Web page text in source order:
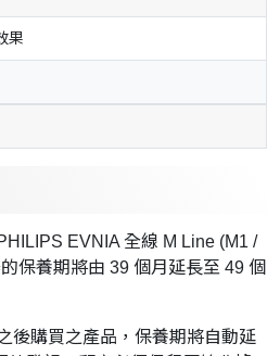
果
EVNIA 全線 M Line (M1 /
保養期將由 39 個月延長至 49 個
後購買之產品，保養期將自動延